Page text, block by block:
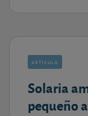
artículo
Solaria
pequeño